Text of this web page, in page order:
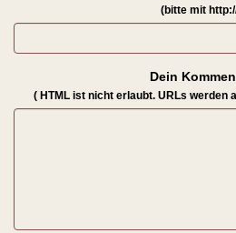
(bitte mit
Dein
( HTML ist nicht erlaubt. URLs werden